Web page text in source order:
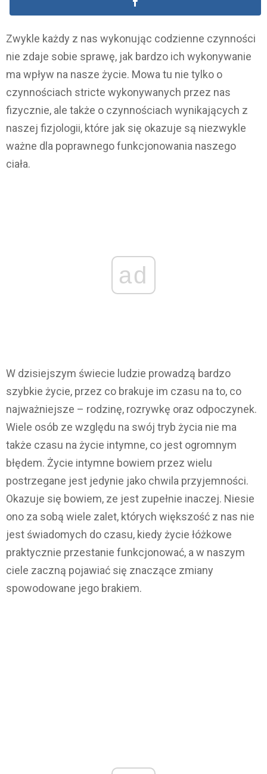
Zwykle każdy z nas wykonując codzienne czynności
nie zdaje sobie sprawę, jak bardzo ich wykonywanie
ma wpływ na nasze życie. Mowa tu nie tylko o
czynnościach stricte wykonywanych przez nas
fizycznie, ale także o czynnościach wynikających z
naszej fizjologii, które jak się okazuje są niezwykle
ważne dla poprawnego funkcjonowania naszego
ciała.
ad
W dzisiejszym świecie ludzie prowadzą bardzo
szybkie życie, przez co brakuje im czasu na to, co
najważniejsze – rodzinę, rozrywkę oraz odpoczynek.
Wiele osób ze względu na swój tryb życia nie ma
także czasu na życie intymne, co jest ogromnym
błędem. Życie intymne bowiem przez wielu
postrzegane jest jedynie jako chwila przyjemności.
Okazuje się bowiem, ze jest zupełnie inaczej. Niesie
ono za sobą wiele zalet, których większość z nas nie
jest świadomych do czasu, kiedy życie łóżkowe
praktycznie przestanie funkcjonować, a w naszym
ciele zaczną pojawiać się znaczące zmiany
spowodowane jego brakiem.